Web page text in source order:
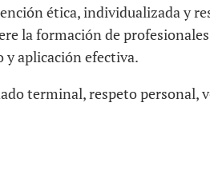
ética, individualizada y
la formación de
y aplicación efectiva.
terminal, respeto personal,